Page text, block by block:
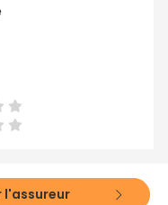
l'assureur